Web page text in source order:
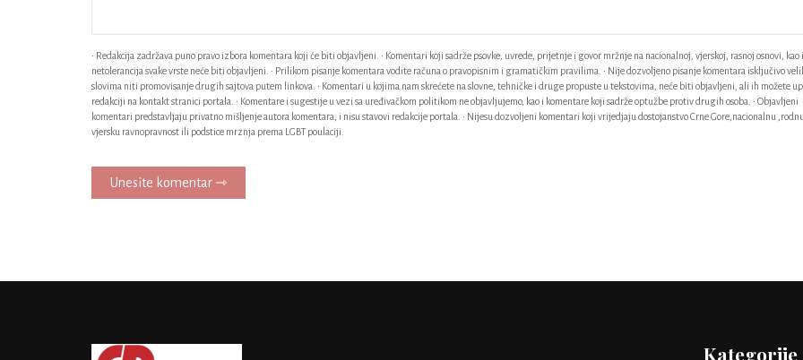
• Redakcija zadržava puno pravo izbora komentara koji će biti objavljeni. • Komentari koji sadrže psovke, uvrede, prijetnje i govor mržnje na nacionalnoj, vjerskoj, rasnoj osnovi, kao i
netolerancija svake vrste neće biti objavljeni. • Prilikom pisanje komentara vodite računa o pravopisnim i gramatičkim pravilima. • Nije dozvoljeno pisanje komentara isključivo
slovima niti promovisanje drugih sajtova putem linkova. • Komentari u kojima nam skrećete na slovne, tehničke i druge propuste u tekstovima, neće biti objavljeni, ali ih možete
redakciji na kontakt stranici portala. • Komentare i sugestije u vezi sa uređivačkom politikom ne objavljujemo, kao i komentare koji sadrže optužbe protiv drugih osoba. • Objavljeni
komentari predstavljaju privatno mišljenje autora komentara, i nisu stavovi redakcije portala. • Nijesu dozvoljeni komentari koji vrijedjaju dostojanstvo Crne Gore,nacionalnu
vjersku ravnopravnost ili podstice mrznja prema LGBT poulaciji.
Unesite komentar ⇾
Kategorije